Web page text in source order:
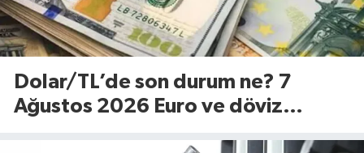
Dolar/TL’de son durum ne? 7
Ağustos 2026 Euro ve döviz